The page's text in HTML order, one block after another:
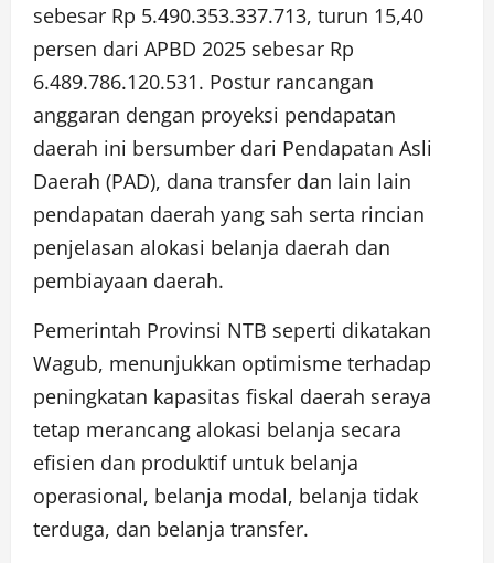
sebesar Rp 5.490.353.337.713, turun 15,40
persen dari APBD 2025 sebesar Rp
6.489.786.120.531. Postur rancangan
anggaran dengan proyeksi pendapatan
daerah ini bersumber dari Pendapatan Asli
Daerah (PAD), dana transfer dan lain lain
pendapatan daerah yang sah serta rincian
penjelasan alokasi belanja daerah dan
pembiayaan daerah.
Pemerintah Provinsi NTB seperti dikatakan
Wagub, menunjukkan optimisme terhadap
peningkatan kapasitas fiskal daerah seraya
tetap merancang alokasi belanja secara
efisien dan produktif untuk belanja
operasional, belanja modal, belanja tidak
terduga, dan belanja transfer.